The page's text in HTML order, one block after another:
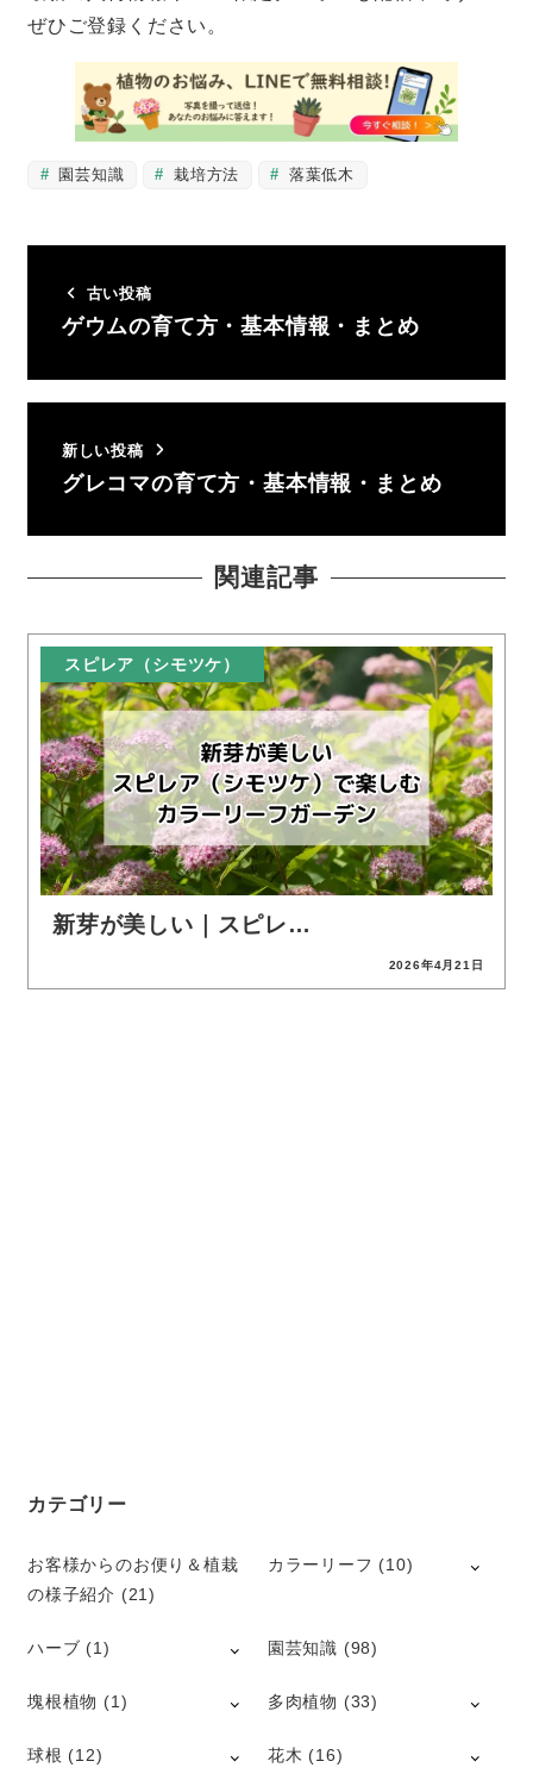
ぜひご登録ください。
園芸知識 栽培方法 落葉低木
古い投稿
ゲウムの育て方・基本情報・まとめ
新しい投稿
グレコマの育て方・基本情報・まとめ
関連記事
スピレア（シモツケ）
新芽が美しい｜スピレ…
2026年4月21日
カテゴリー
お客様からのお便り＆植栽
の様子紹介 (21)
カラーリーフ (10)
ハーブ (1) 園芸知識 (98)
塊根植物 (1) 多肉植物 (33)
球根 (12) 花木 (16)